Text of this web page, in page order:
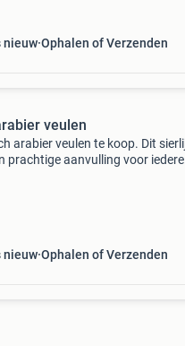
nieuw Ophalen of Verzenden
veulen
arabier veulen te koop. Dit
prachtige aanvulling voor iedere
nieuw Ophalen of Verzenden